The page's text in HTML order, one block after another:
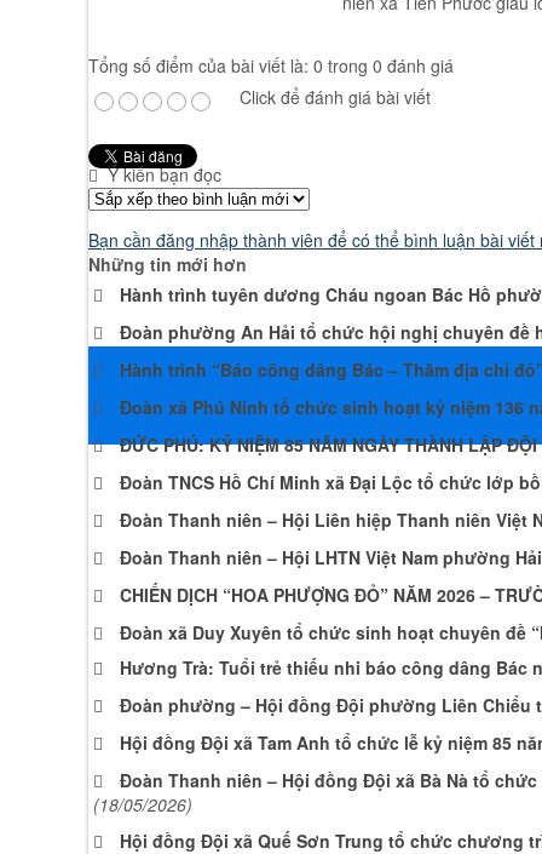
Tổng số điểm của bài viết là: 0 trong 0 đánh giá
Click để đánh giá bài viết
Ý kiến bạn đọc
Bạn cần đăng nhập thành viên để có thể bình luận bài viết
Những tin mới hơn
Hành trình tuyên dương Cháu ngoan Bác Hồ
Đoàn phường An Hải tổ chức hội nghị chuyên đề
Hành trình “Báo công dâng Bác – Thăm địa chỉ
Đoàn xã Phú Ninh tổ chức sinh hoạt kỷ niệm 136
ĐỨC PHÚ: KỶ NIỆM 85 NĂM NGÀY THÀNH LẬP ĐỘI
Đoàn TNCS Hồ Chí Minh xã Đại Lộc tổ chức lớp
Đoàn Thanh niên – Hội Liên hiệp Thanh niên Việt
Đoàn Thanh niên – Hội LHTN Việt Nam phường
CHIẾN DỊCH “HOA PHƯỢNG ĐỎ” NĂM 2026 –
Đoàn xã Duy Xuyên tổ chức sinh hoạt chuyên đề
Hương Trà: Tuổi trẻ thiếu nhi báo công dâng Bác
Đoàn phường – Hội đồng Đội phường Liên Chiểu
Hội đồng Đội xã Tam Anh tổ chức lễ kỷ niệm 85
Đoàn Thanh niên – Hội đồng Đội xã Bà Nà tổ
(18/05/2026)
Hội đồng Đội xã Quế Sơn Trung tổ chức chương